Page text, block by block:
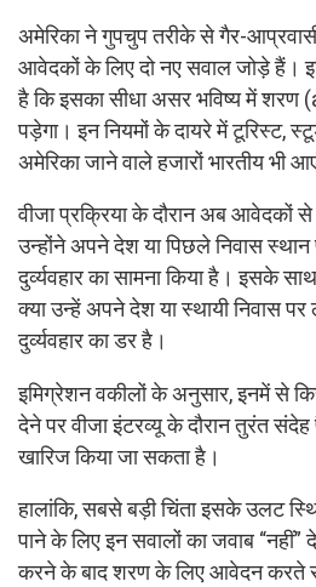
अमेरिका ने गुपचुप तरीके से गैर-
आवेदकों के लिए दो नए सवाल जोड़े हैं।
है कि इसका सीधा असर भविष्य में शरण
पड़ेगा। इन नियमों के दायरे में टूरिस्ट,
अमेरिका जाने वाले हजारों भारतीय भी
वीजा प्रक्रिया के दौरान अब आवेदकों से
उन्होंने अपने देश या पिछले निवास
दुर्व्यवहार का सामना किया है। इसके
क्या उन्हें अपने देश या स्थायी निवास
दुर्व्यवहार का डर है।
इमिग्रेशन वकीलों के अनुसार, इनमें से
देने पर वीजा इंटरव्यू के दौरान तुरंत
खारिज किया जा सकता है।
हालांकि, सबसे बड़ी चिंता इसके उलट
पाने के लिए इन सवालों का जवाब
करने के बाद शरण के लिए आवेदन करते